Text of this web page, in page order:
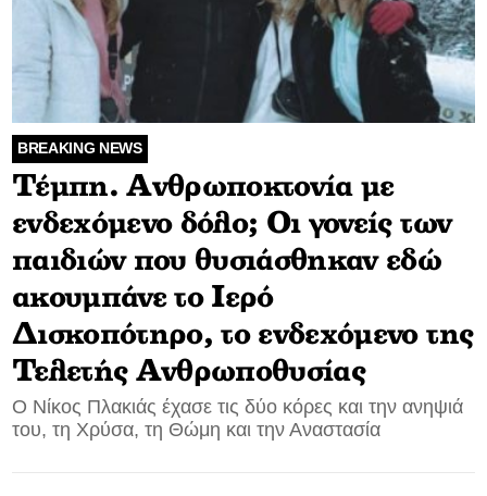
BREAKING NEWS
Τέμπη. Ανθρωποκτονία με
ενδεχόμενο δόλο; Oι γονείς των
παιδιών που θυσιάσθηκαν εδώ
ακουμπάνε το Ιερό
Δισκοπότηρο, το ενδεχόμενο της
Τελετής Ανθρωποθυσίας
Ο Νίκος Πλακιάς έχασε τις δύο κόρες και την ανηψιά
του, τη Χρύσα, τη Θώμη και την Αναστασία